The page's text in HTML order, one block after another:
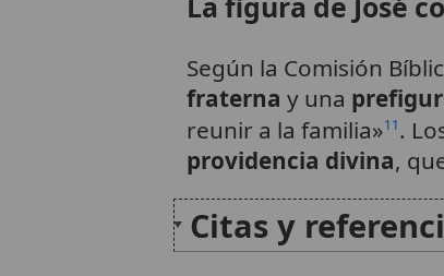
Según la Comisión
fraterna y una
reunir a la familia»11.
providencia divina,
Citas y